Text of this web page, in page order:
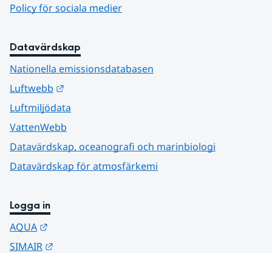
Policy för sociala medier
Datavärdskap
Nationella emissionsdatabasen
Luftwebb
Luftmiljödata
VattenWebb
Datavärdskap, oceanografi och marinbiologi
Datavärdskap för atmosfärkemi
Logga in
AQUA
SIMAIR